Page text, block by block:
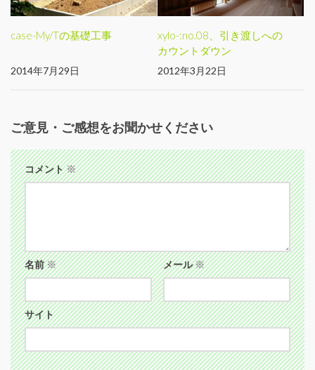
case-My/Tの基礎工事
2014年7月29日
xylo-:no.08、引き渡しへの
カウントダウン
2012年3月22日
ご意見・ご感想をお聞かせください
コメント※
名前※ メール※
サイト